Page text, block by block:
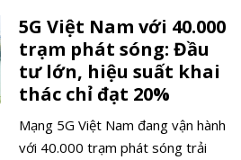
từ quý II đến quý IV năm 2026,
đực biệt là đợt kiểm tra trực tiếp
từ 01 đến 02 doanh nghiệp cung
ứng dịch vụ tiền di động vào cuối
năm nay.
5G Việt Nam với 40.000
trạm phát sóng: Đầu
tư lớn, hiệu suất khai
thác chỉ đạt 20%
Mạng 5G Việt Nam đang vận hành
với 40.000 trạm phát sóng trải